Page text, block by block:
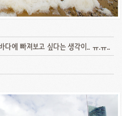
다에 빠져보고 싶다는 생각이.. ㅠ.ㅠ..